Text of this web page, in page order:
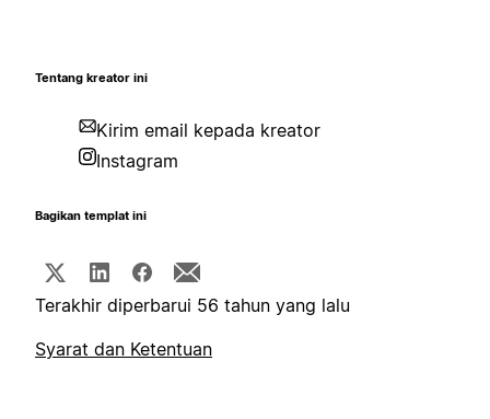
Tentang kreator ini
Kirim email kepada kreator
Instagram
Bagikan templat ini
Terakhir diperbarui 56 tahun yang lalu
Syarat dan Ketentuan